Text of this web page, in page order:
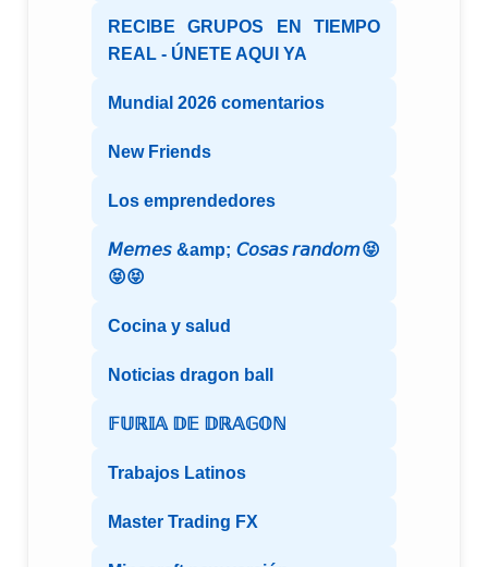
RECIBE GRUPOS EN TIEMPO
REAL - ÚNETE AQUI YA
Mundial 2026 comentarios
New Friends
Los emprendedores
𝘔𝘦𝘮𝘦𝘴 &amp; 𝘊𝘰𝘴𝘢𝘴 𝘳𝘢𝘯𝘥𝘰𝘮😝
😝😝
Cocina y salud
Noticias dragon ball
𝔽𝕌ℝ𝕀𝔸 𝔻𝔼 𝔻ℝ𝔸𝔾𝕆ℕ
Trabajos Latinos
Master Trading FX